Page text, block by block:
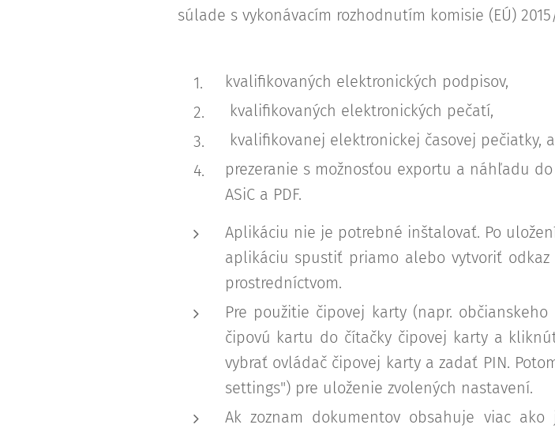
súlade s vykonávacím rozhodnutím komisie (EÚ)
kvalifikovaných elektronických podpisov,
­ kvalifikovaných elektronických pečatí,
kvalifikovanej elektronickej časovej pečiatky,
prezeranie s možnosťou exportu a náhľadu
ASiC a PDF.
Aplikáciu nie je potrebné inštalovať. Po
aplikáciu spustiť priamo alebo vytvoriť
prostredníctvom.
Pre použitie čipovej karty (napr.
čipovú kartu do čítačky čipovej karty a
vybrať ovládač čipovej karty a zadať PIN.
settings") pre uloženie zvolených nastavení.
Ak zoznam dokumentov obsahuje viac